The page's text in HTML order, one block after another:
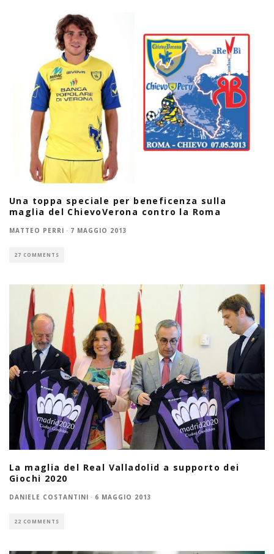
Una toppa speciale per beneficenza sulla
maglia del ChievoVerona contro la Roma
MATTEO PERRI · 7 MAGGIO 2013
27 COMMENTS
La maglia del Real Valladolid a supporto dei
Giochi 2020
DANIELE COSTANTINI · 6 MAGGIO 2013
22 COMMENTS